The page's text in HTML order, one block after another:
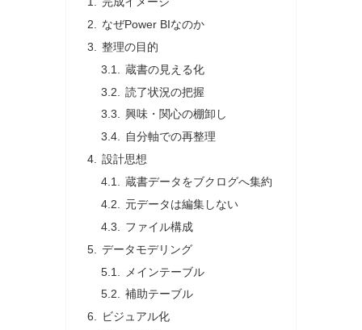
なぜPower BIなのか
整理の目的
蔵書の見える化
読了状況の把握
興味・関心の棚卸し
自分軸での再整理
設計思想
蔵書データをブクログへ集約
元データは編集しない
ファイル構成
データモデリング
メインテーブル
補助テーブル
ビジュアル化